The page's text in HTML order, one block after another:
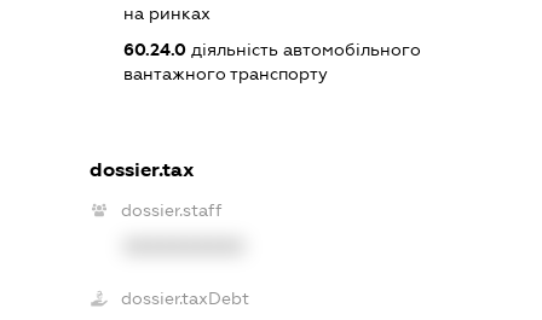
на ринках
60.24.0діяльність автомобільного
вантажного транспорту
dossier.tax
dossier.staff
dossier.taxDebt